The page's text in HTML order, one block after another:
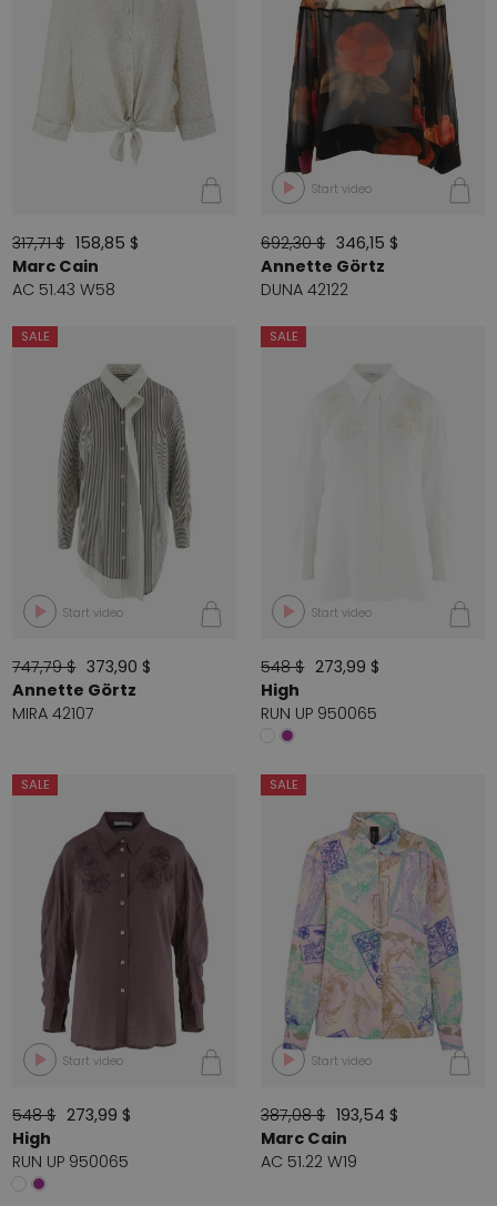
317,71 $ 158,85 $
Marc Cain
AC 51.43 W58
Start video
692,30 $ 346,15 $
Annette Görtz
DUNA 42122
SALE
Start video
747,79 $ 373,90 $
Annette Görtz
MIRA 42107
SALE
Start video
548 $ 273,99 $
High
RUN UP 950065
SALE
Start video
548 $ 273,99 $
High
RUN UP 950065
SALE
Start video
387,08 $ 193,54 $
Marc Cain
AC 51.22 W19